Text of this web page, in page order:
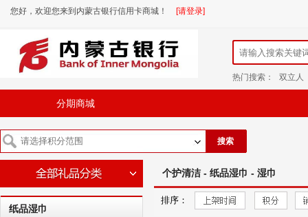
您好，欢迎您来到内蒙古银行信用卡商城！ [请登录]
热门搜索： 双立人
分期商城
搜索
纸品湿巾
个护清洁 - 纸品湿巾 - 湿巾
排序：